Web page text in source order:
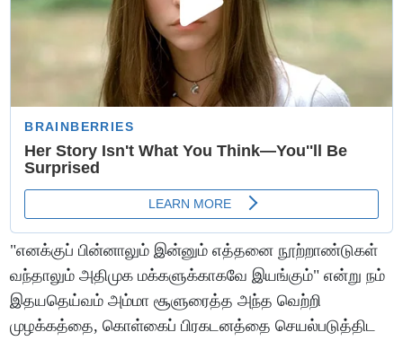
"எனக்குப் பின்னாலும் இன்னும் எத்தனை நூற்றாண்டுகள்
வந்தாலும் அதிமுக மக்களுக்காகவே இயங்கும்" என்று நம்
இதயதெய்வம் அம்மா சூளுரைத்த அந்த வெற்றி
முழக்கத்தை, கொள்கைப் பிரகடனத்தை செயல்படுத்திட